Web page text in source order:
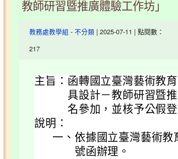
教師研習暨推廣體驗工作坊」
教務處教學組 - 不分類 | 2025-07-11 | 點閱數：
217
主旨： 函轉國立臺灣藝術教
具設計－教師研習暨
名參加，並核予公假
說明：
一、 依據國立臺灣藝術教
號函辦理。